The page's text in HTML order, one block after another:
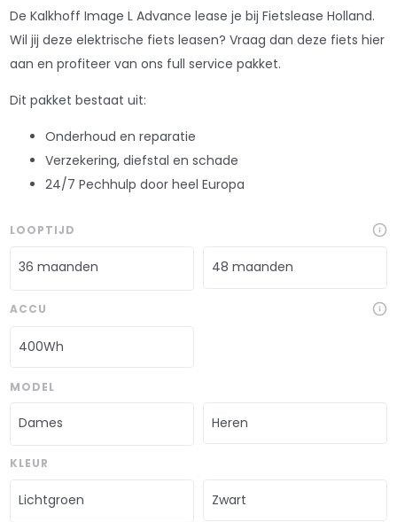
De Kalkhoff Image L Advance lease je bij Fietslease Holland.
Wil jij deze elektrische fiets leasen? Vraag dan deze fiets hier
aan en profiteer van ons full service pakket.
Dit pakket bestaat uit:
Onderhoud en reparatie
Verzekering, diefstal en schade
24/7 Pechhulp door heel Europa
LOOPTIJD
36 maanden 48 maanden
ACCU
400Wh
MODEL
Dames Heren
KLEUR
Lichtgroen Zwart